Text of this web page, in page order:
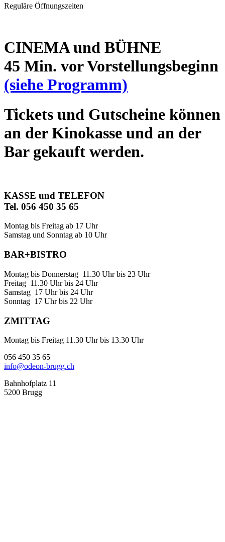
Reguläre Öffnungszeiten
CINEMA und BÜHNE
45 Min. vor Vorstellungsbeginn
(siehe Programm)
Tickets und Gutscheine können
an der Kinokasse und an der
Bar gekauft werden.
KASSE und TELEFON
Tel. 056 450 35 65
Montag bis Freitag ab 17 Uhr
Samstag und Sonntag ab 10 Uhr
BAR+BISTRO
Montag bis Donnerstag 11.30 Uhr bis 23 Uhr
Freitag 11.30 Uhr bis 24 Uhr
Samstag 17 Uhr bis 24 Uhr
Sonntag 17 Uhr bis 22 Uhr
ZMITTAG
Montag bis Freitag 11.30 Uhr bis 13.30 Uhr
056 450 35 65
info@odeon-brugg.ch
Bahnhofplatz 11
5200 Brugg